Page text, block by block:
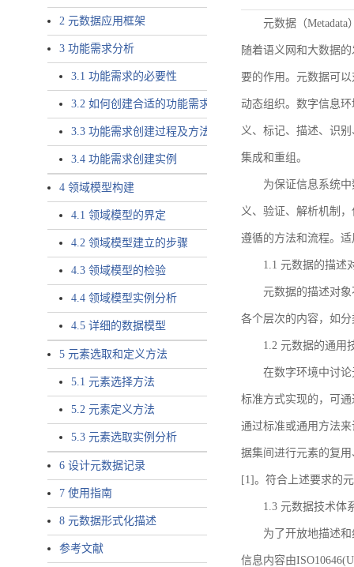
2 元数据应用框架
3 功能需求分析
3.1 功能需求的必要性
3.2 如何创建合适的功能需求
3.3 功能需求创建过程及方法
3.4 功能需求创建实例
4 领域模型构建
4.1 领域模型的界定
4.2 领域模型建立的步骤
4.3 领域模型的检验
4.4 领域模型实例分析
4.5 详细的数据模型
5 元素选取和定义方法
5.1 元素选择方法
5.2 元素定义方法
5.3 元素选取实例分析
6 设计元数据记录
7 使用指南
8 元数据形式化描述
参考文献
元数据（
随着语义网和大数据
要的作用。元数据可
动态组织。数字信息
义、标记、描述、识
集成和重组。
为保证信息系统
义、验证、解析机制
遵循的方法和流程。
1.1 元数据的描述
元数据的描述对
各个层次的内容，如
1.2 元数据的通用
在数字环境中讨
标准方式实现的，可
通过标准或通用方法
据集间进行元素的复
[1]。符合上述要求的
1.3 元数据技术体
为了开放地描述
信息内容由